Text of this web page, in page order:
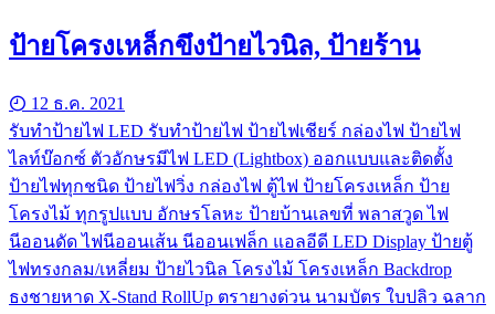
ป้ายโครงเหล็กขึงป้ายไวนิล, ป้ายร้าน
12 ธ.ค. 2021
รับทําป้ายไฟ LED รับทำป้ายไฟ ป้ายไฟเชียร์ กล่องไฟ ป้ายไฟ
ไลท์บ๊อกซ์ ตัวอักษรมีไฟ LED (Lightbox) ออกแบบและติดตั้ง
ป้ายไฟทุกชนิด ป้ายไฟวิ่ง กล่องไฟ ตู้ไฟ ป้ายโครงเหล็ก ป้าย
โครงไม้ ทุกรูปแบบ อักษรโลหะ ป้ายบ้านเลขที่ พลาสวูด ไฟ
นีออนดัด ไฟนีออนเส้น นีออนเฟล็ก แอลอีดี LED Display ป้ายตู้
ไฟทรงกลม/เหลี่ยม ป้ายไวนิล โครงไม้ โครงเหล็ก Backdrop
ธงชายหาด X-Stand RollUp ตรายางด่วน นามบัตร ใบปลิว ฉลาก